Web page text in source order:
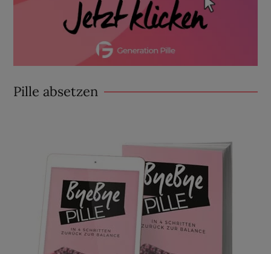
Pille absetzen